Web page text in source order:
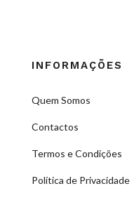
INFORMAÇÕES
Quem Somos
Contactos
Termos e Condições
Política de Privacidade